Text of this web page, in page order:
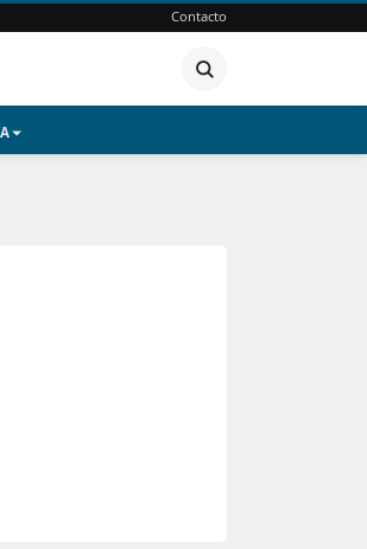
Contacto